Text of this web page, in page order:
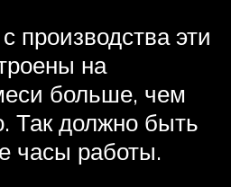
производства эти
на
больше, чем
Так должно быть
часы работы.